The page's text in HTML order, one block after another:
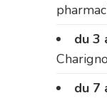
du 3
du 7